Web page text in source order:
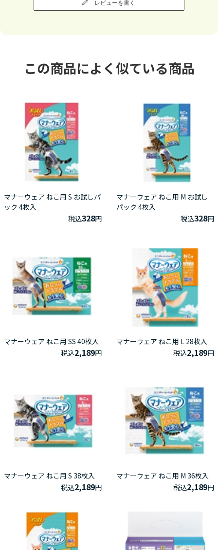
レビューを書く
この商品によく似ている商品
マナーウェア ねこ用 S お試しパ
ック 4枚入
税込328円
マナーウェア ねこ用 M お試し
パック 4枚入
税込328円
マナーウェア ねこ用 SS 40枚入
税込2,189円
マナーウェア ねこ用 L 28枚入
税込2,189円
マナーウェア ねこ用 S 38枚入
税込2,189円
マナーウェア ねこ用 M 36枚入
税込2,189円